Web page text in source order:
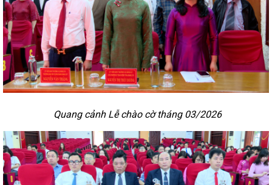
Quang cảnh Lễ chào cờ tháng 03/2026